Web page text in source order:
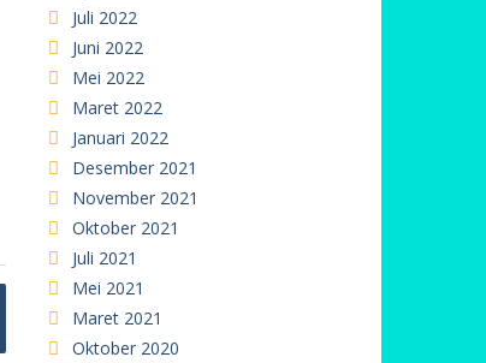
Juli 2022
Juni 2022
Mei 2022
Maret 2022
Januari 2022
Desember 2021
November 2021
Oktober 2021
Juli 2021
Mei 2021
Maret 2021
Oktober 2020